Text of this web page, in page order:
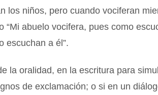
los niños, pero cuando vociferan
“Mi abuelo vocifera, pues como
escuchan a él”.
la oralidad, en la escritura para
de exclamación; o si en un